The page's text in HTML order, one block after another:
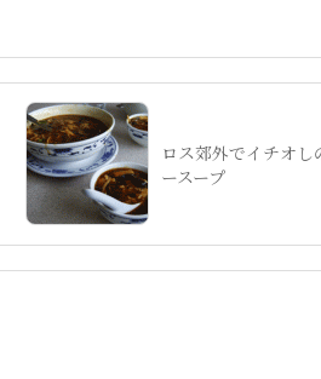
ロス郊外でイチオし
ースープ